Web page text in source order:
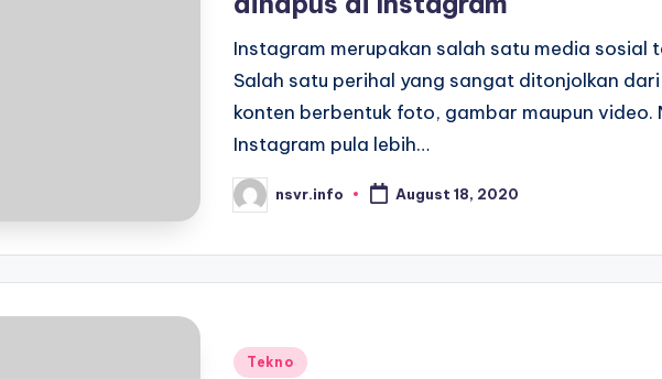
Instagram merupakan salah satu media sosial
Salah satu perihal yang sangat ditonjolkan
konten berbentuk foto, gambar maupun video.
Instagram pula lebih…
Posted
by
nsvr.info August 18, 2020
Posted
Tekno